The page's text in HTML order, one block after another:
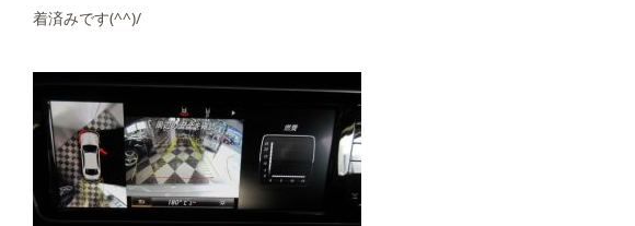
着済みです(^^)/